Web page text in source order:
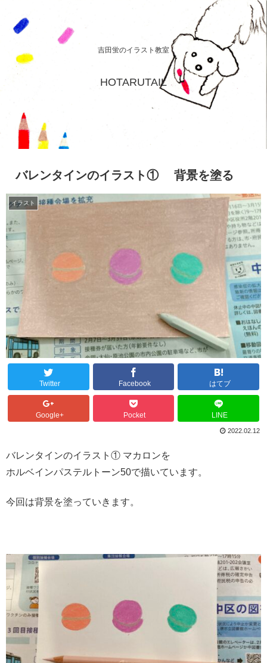
吉田蛍のイラスト教室
HOTARUTAIL
バレンタインのイラスト① 背景を塗る
イラスト
Twitter Facebook はてブ
Google+ Pocket LINE
2022.02.12
バレンタインのイラスト① マカロンを
ホルベインパステルトーン50で描いています。
今回は背景を塗っていきます。